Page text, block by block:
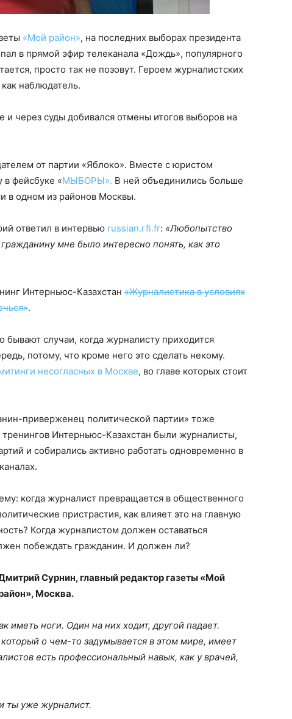
«Мой район», на последних выборах президента
в прямой эфир телеканала «Дождь», популярного
просто так не позовут. Героем журналистских
наблюдатель.
и через суды добивался отмены итогов выборов на
от партии «Яблоко». Вместе с юристом
фейсбуке «МЫБОРЫ». В ней объединились больше
в одном из районов Москвы.
ответил в интервью russian.rfi.fr: «Любопытство
мне было интересно понять, как это
Интерньюс-Казахстан «Журналистика в условиях
.
бывают случаи, когда журналисту приходится
потому, что кроме него это сделать некому.
несогласных в Москве, во главе которых стоит
приверженец политической партии» тоже
Интерньюс-Казахстан были журналисты,
и собирались активно работать одновременно в
когда журналист превращается в общественного
пристрастия, как влияет это на главную
Когда журналистом должен оставаться
побеждать гражданин. И должен ли?
Сурнин, главный редактор газеты «Мой
Москва.
иметь ноги. Один на них ходит, другой падает.
о чем-то задумывается в этом мире, имеет
есть профессиональный навык, как у врачей,
ты уже журналист.